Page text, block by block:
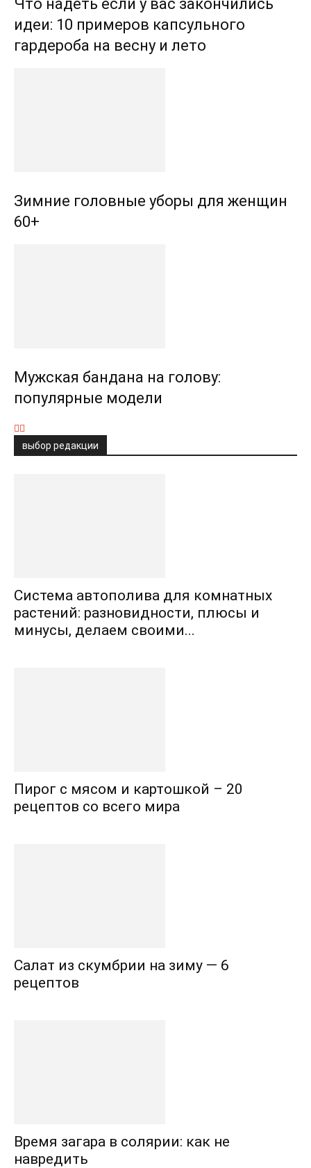
Что надеть если у вас закончились
идеи: 10 примеров капсульного
гардероба на весну и лето
Зимние головные уборы для женщин
60+
Мужская бандана на голову:
популярные модели
выбор редакции
Система автополива для комнатных
растений: разновидности, плюсы и
минусы, делаем своими...
Пирог с мясом и картошкой – 20
рецептов со всего мира
Салат из скумбрии на зиму — 6
рецептов
Время загара в солярии: как не
навредить